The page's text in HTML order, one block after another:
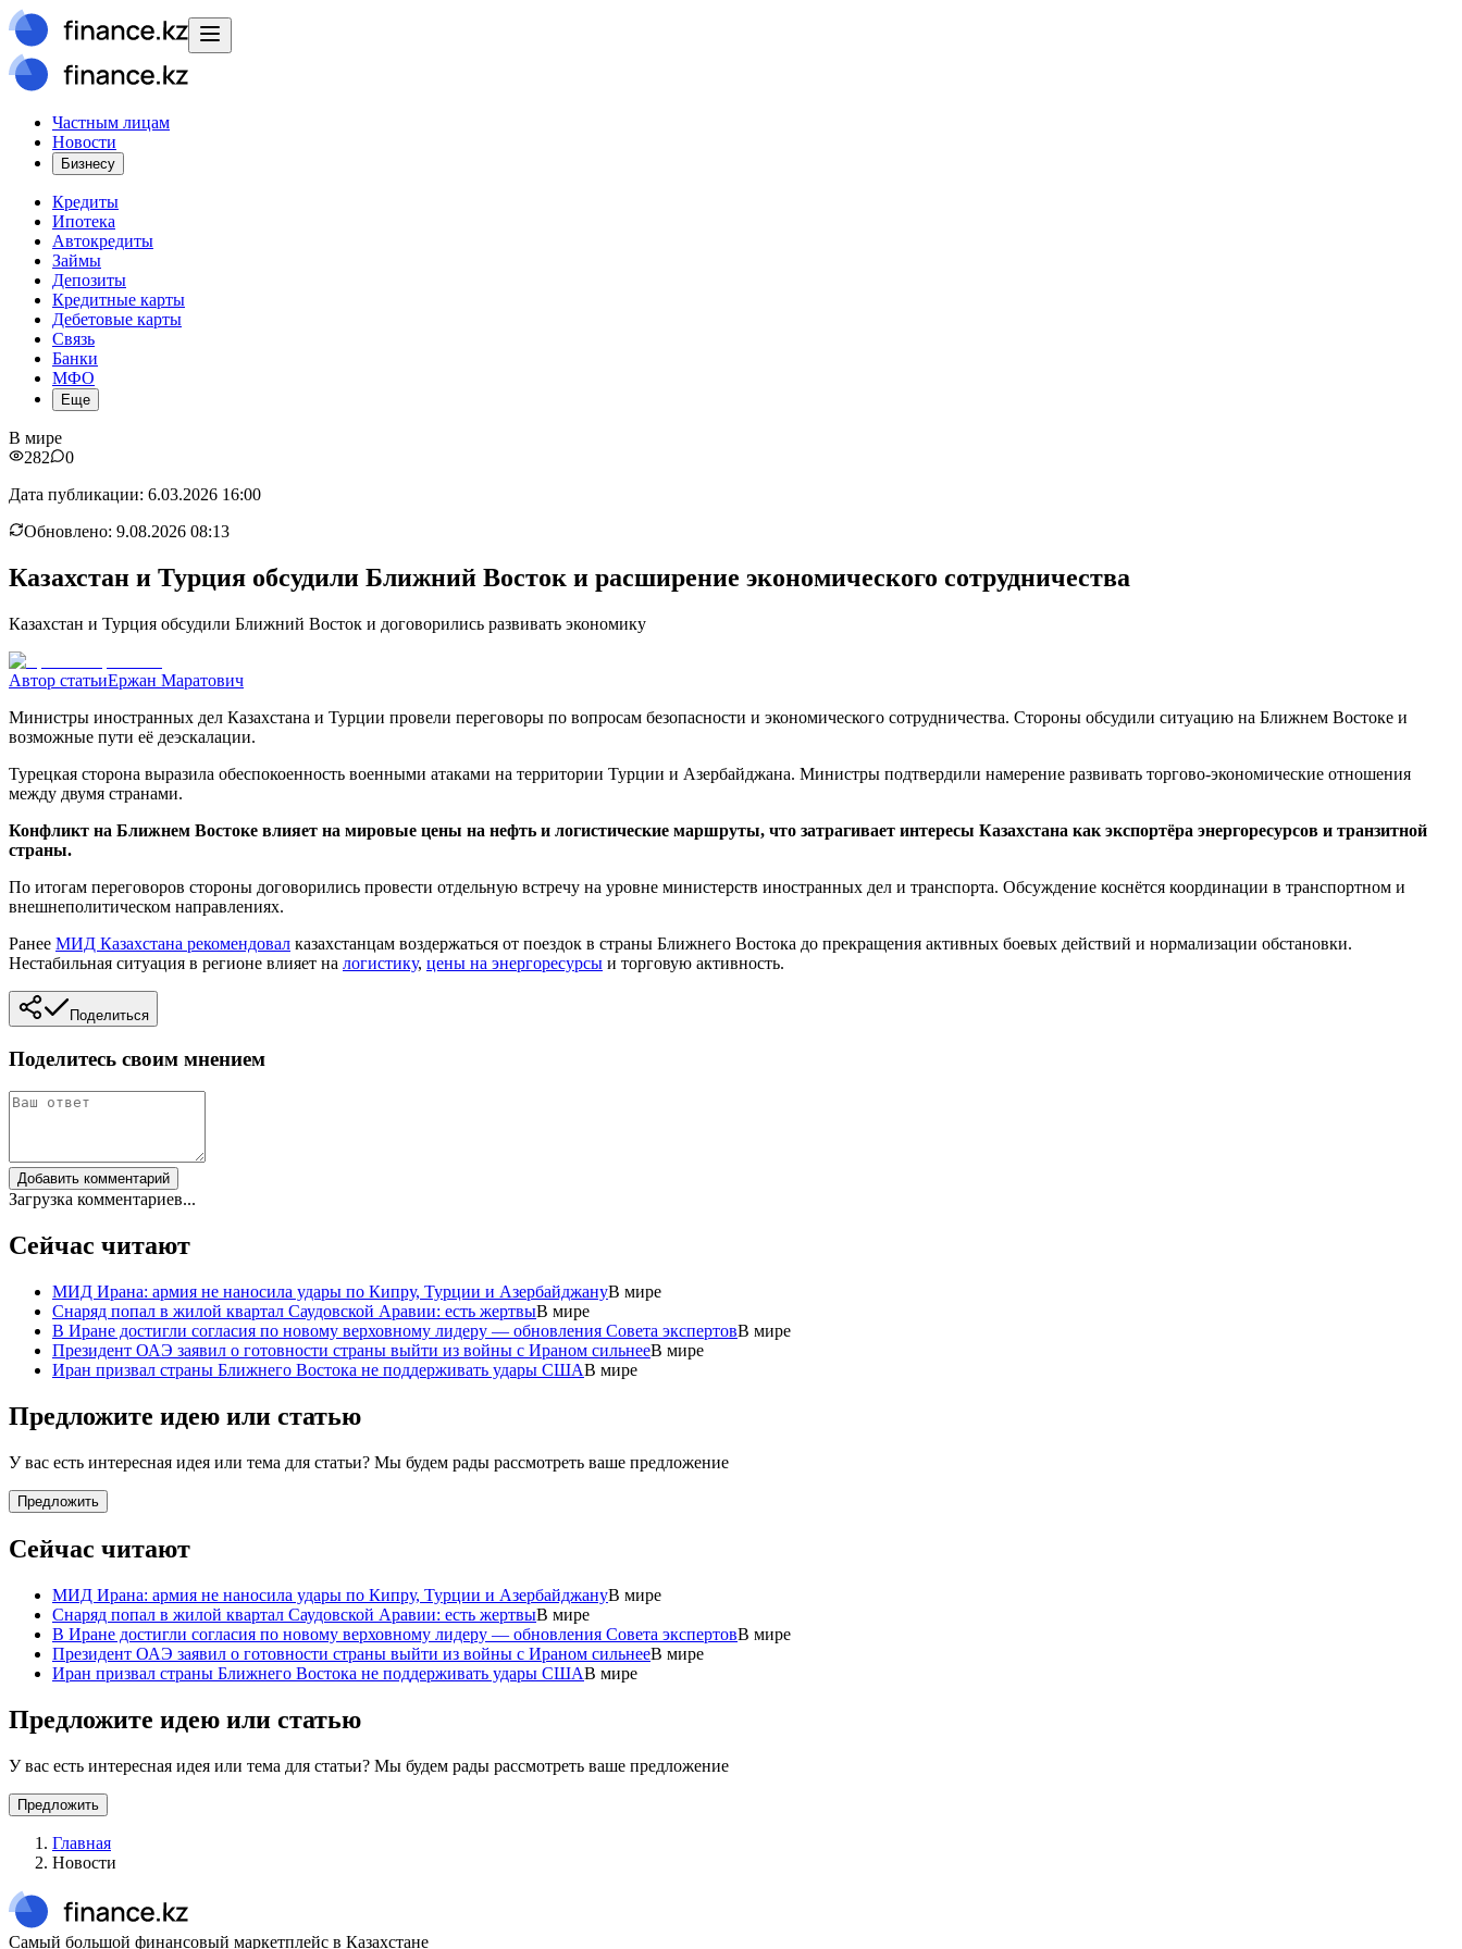
Частным лицам
Новости
Бизнесу
Кредиты
Ипотека
Автокредиты
Займы
Депозиты
Кредитные карты
Дебетовые карты
Связь
Банки
МФО
Еще
В мире
282
0
Дата публикации: 6.03.2026 16:00
Обновлено: 9.08.2026 08:13
Казахстан и Турция обсудили Ближний Восток и расширение экономического сотрудничества
Казахстан и Турция обсудили Ближний Восток и договорились развивать экономику
Автор статьиЕржан Маратович
Министры иностранных дел Казахстана и Турции провели переговоры по вопросам безопасности и экономического сотрудничества. Стороны обсудили ситуацию на Ближнем Востоке и
возможные пути её деэскалации.
Турецкая сторона выразила обеспокоенность военными атаками на территории Турции и Азербайджана. Министры подтвердили намерение развивать торгово-экономические отношения
между двумя странами.
Конфликт на Ближнем Востоке влияет на мировые цены на нефть и логистические маршруты, что затрагивает интересы Казахстана как экспортёра энергоресурсов и транзитной
страны.
По итогам переговоров стороны договорились провести отдельную встречу на уровне министерств иностранных дел и транспорта. Обсуждение коснётся координации в транспортном и
внешнеполитическом направлениях.
Ранее МИД Казахстана рекомендовал казахстанцам воздержаться от поездок в страны Ближнего Востока до прекращения активных боевых действий и нормализации обстановки.
Нестабильная ситуация в регионе влияет на логистику, цены на энергоресурсы и торговую активность.
Поделиться
Поделитесь своим мнением
Добавить комментарий
Загрузка комментариев...
Сейчас читают
МИД Ирана: армия не наносила удары по Кипру, Турции и АзербайджануВ мире
Снаряд попал в жилой квартал Саудовской Аравии: есть жертвыВ мире
В Иране достигли согласия по новому верховному лидеру — обновления Совета экспертовВ мире
Президент ОАЭ заявил о готовности страны выйти из войны с Ираном сильнееВ мире
Иран призвал страны Ближнего Востока не поддерживать удары СШАВ мире
Предложите идею или статью
У вас есть интересная идея или тема для статьи? Мы будем рады рассмотреть ваше предложение
Предложить
Сейчас читают
МИД Ирана: армия не наносила удары по Кипру, Турции и АзербайджануВ мире
Снаряд попал в жилой квартал Саудовской Аравии: есть жертвыВ мире
В Иране достигли согласия по новому верховному лидеру — обновления Совета экспертовВ мире
Президент ОАЭ заявил о готовности страны выйти из войны с Ираном сильнееВ мире
Иран призвал страны Ближнего Востока не поддерживать удары СШАВ мире
Предложите идею или статью
У вас есть интересная идея или тема для статьи? Мы будем рады рассмотреть ваше предложение
Предложить
Главная
Новости
Самый большой финансовый маркетплейс в Казахстане